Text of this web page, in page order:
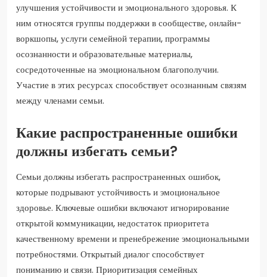
улучшения устойчивости и эмоционального здоровья. К
ним относятся группы поддержки в сообществе, онлайн-
воркшопы, услуги семейной терапии, программы
осознанности и образовательные материалы,
сосредоточенные на эмоциональном благополучии.
Участие в этих ресурсах способствует осознанным связям
между членами семьи.
Какие распространенные ошибки
должны избегать семьи?
Семьи должны избегать распространенных ошибок,
которые подрывают устойчивость и эмоциональное
здоровье. Ключевые ошибки включают игнорирование
открытой коммуникации, недостаток приоритета
качественному времени и пренебрежение эмоциональными
потребностями. Открытый диалог способствует
пониманию и связи. Приоритизация семейных